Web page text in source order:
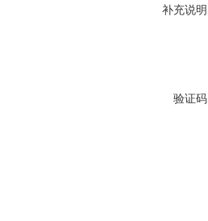
补充说
验证